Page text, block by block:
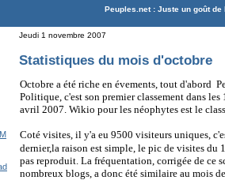
Peuples.net : Juste un goût de
Jeudi 1 novembre 2007
Statistiques du mois d'octobre
Octobre a été riche en évements, tout d'abord
Politique, c'est son premier classement dans
avril 2007. Wikio pour les néophytes est le
Coté visites, il y'a eu 9500 visiteurs uniques,
dernier,la raison est simple, le pic de visites du
pas reproduit. La fréquentation, corrigée de ce
nombreux blogs, a donc été similaire au mois